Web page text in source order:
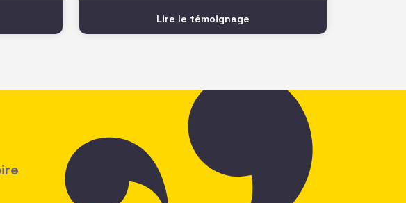
dans
l’utilisation de l’écosystème pour
booster son innovation et son impact
Lire le témoignage